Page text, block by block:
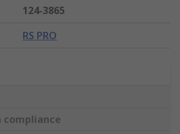
124-3865
RS PRO
compliance